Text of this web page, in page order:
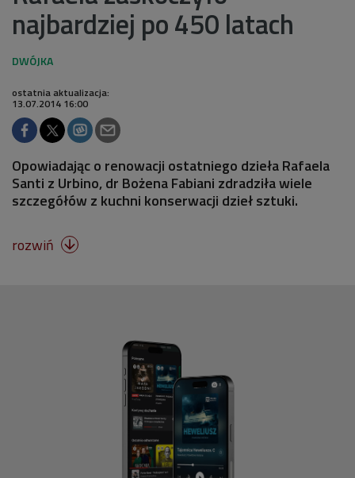
najbardziej po 450 latach
ostatnia aktualizacja:
13.07.2014 16:00
Opowiadając o renowacji ostatniego dzieła Rafaela
Santi z Urbino, dr Bożena Fabiani zdradziła wiele
szczegółów z kuchni konserwacji dzieł sztuki.
rozwiń 